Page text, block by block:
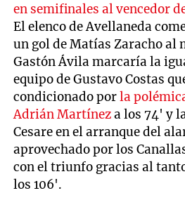
en semifinales al vencedor
El elenco de Avellaneda
un gol de Matías Zaracho al
Gastón Ávila marcaría la
equipo de Gustavo Costas
condicionado porla
Adrián Martíneza los 74' y
Cesare en el arranque del
aprovechado por los
con el triunfo gracias al
los 106'.